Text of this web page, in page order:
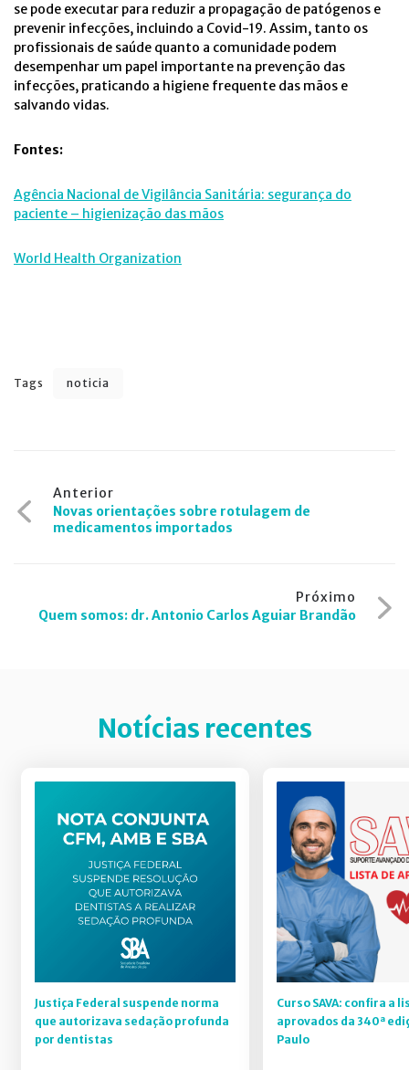
se pode executar para reduzir a propagação de patógenos e
prevenir infecções, incluindo a Covid-19. Assim, tanto os
profissionais de saúde quanto a comunidade podem
desempenhar um papel importante na prevenção das
infecções, praticando a higiene frequente das mãos e
salvando vidas.
Fontes:
Agência Nacional de Vigilância Sanitária: segurança do
paciente – higienização das mãos
World Health Organization
Tags noticia
Navegação
de
Anterior
Novas orientações sobre rotulagem de
medicamentos importados
Próximo
Quem somos: dr. Antonio Carlos Aguiar Brandão
Notícias recentes
Justiça Federal suspende norma
que autorizava sedação profunda
por dentistas
Curso SAVA: confira a
aprovados da 340ª
Paulo